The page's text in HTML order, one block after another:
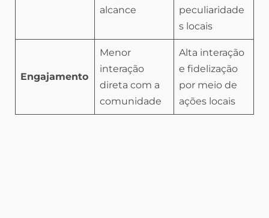
alcance
peculiaridade
s locais
Engajamento
Menor
interação
direta com a
comunidade
Alta interação
e fidelização
por meio de
ações locais